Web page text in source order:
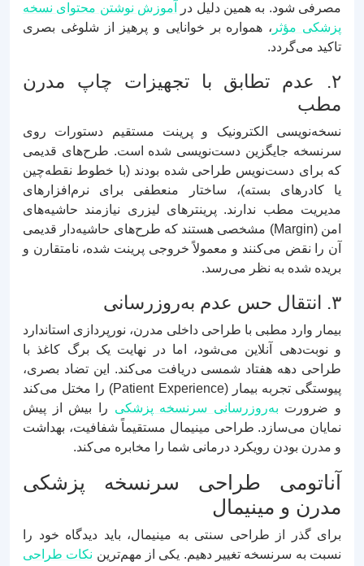
مصرفی شود. به همین دلیل در
آموزش نوشتن محتوای نسخه
پزشکی مؤثر ، همواره بر خوانایی و پرهیز از شلوغی بصری
تاکید می‌گردد.
۲. عدم تطابق با تجهیزات چاپ مدرن
مطب
نسخه‌نویسی الکترونیک و پرینت مستقیم دستورات روی
سرنسخه جایگزین دست‌نویسی شده است. طرح‌های قدیمی
که برای دست‌نویس طراحی شده بودند (با خطوط نقطه‌چین
یا کادرهای بسته)، ساختار منعطفی برای نرم‌افزارهای
مدیریت مطب ندارند. پرینترهای لیزری نیازمند حاشیه‌های
امن (Margin) مشخصی هستند که طرح‌های حاشیه‌دار قدیمی
آن را نقض می‌کنند و معمولاً خروجی پرینت شده، نامتقارن و
بریده شده به نظر می‌رسد.
۳. انتقال حس عدم به‌روزرسانی
بیمار وارد مطبی با طراحی داخلی مدرن، نورپردازی استاندارد
و نوبت‌دهی آنلاین می‌شود، اما در نهایت یک برگ کاغذ با
طراحی دهه هفتاد شمسی دریافت می‌کند. این تضاد بصری،
پیوستگی تجربه بیمار (Patient Experience) را مختل می‌کند
و ضرورت به‌روزرسانی سرنسخه پزشکی را بیش از پیش
نمایان می‌سازد. طراحی مینیمال مستقیماً شفافیت، بهداشت
و مدرن بودن رویکرد درمانی شما را مخابره می‌کند.
آناتومی طراحی سرنسخه پزشکی
مدرن و مینیمال
برای گذر از طراحی سنتی به مینیمال، باید دیدگاه خود را
نسبت به سرنسخه تغییر دهیم. یکی از مهم‌ترین نکات طراحی